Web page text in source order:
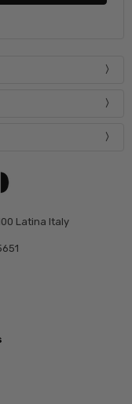
Latina Italy